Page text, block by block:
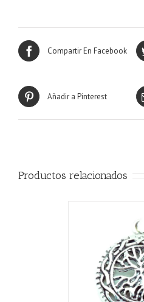
Compartir En Facebook
Añadir a Pinterest
Productos relacionados